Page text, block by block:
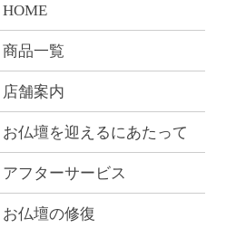
HOME
商品一覧
店舗案内
お仏壇を迎えるにあたって
アフターサービス
お仏壇の修復